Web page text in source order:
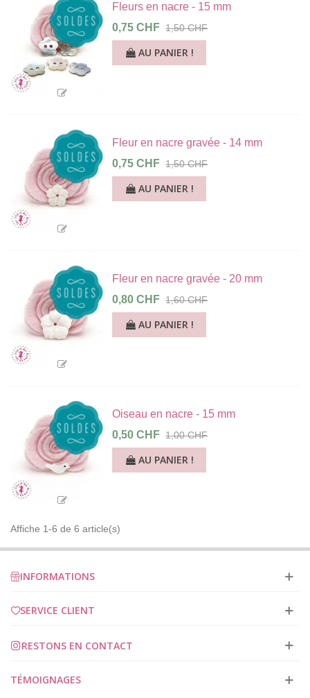
Fleurs en nacre - 15 mm
0,75 CHF 1,50 CHF
AU PANIER !
Fleur en nacre gravée - 14 mm
0,75 CHF 1,50 CHF
AU PANIER !
Fleur en nacre gravée - 20 mm
0,80 CHF 1,60 CHF
AU PANIER !
Oiseau en nacre - 15 mm
0,50 CHF 1,00 CHF
AU PANIER !
Affiche 1-6 de 6 article(s)
INFORMATIONS
SERVICE CLIENT
RESTONS EN CONTACT
TÉMOIGNAGES